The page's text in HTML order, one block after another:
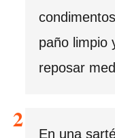
paño limpio
reposar
En una